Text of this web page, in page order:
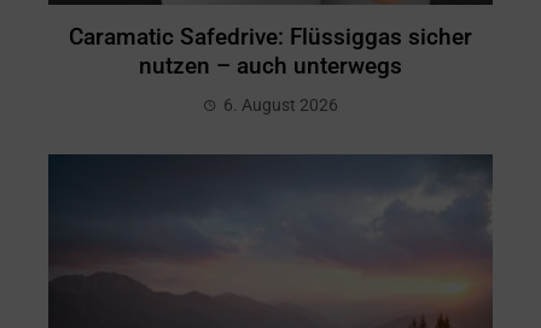
Caramatic Safedrive: Flüssiggas sicher
nutzen – auch unterwegs
6. August 2026